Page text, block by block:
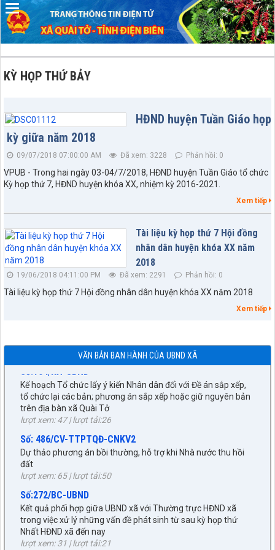
KỲ HỌP THỨ BẢY
HĐND huyện Tuần Giáo họp
kỳ giữa năm 2018
09/07/2018 07:00:00 AM Đã xem: 3228 Phản hồi: 0
VPUB - Trong hai ngày 03-04/7/2018, HĐND huyện Tuần Giáo tổ chức
Kỳ họp thứ 7, HĐND huyện khóa XX, nhiệm kỳ 2016-2021.
Xem tiếp
Tài liệu kỳ họp thứ 7 Hội đồng
nhân dân huyện khóa XX năm
2018
19/06/2018 04:11:00 PM Đã xem: 2291 Phản hồi: 0
Tài liệu kỳ họp thứ 7 Hội đồng nhân dân huyện khóa XX năm 2018
Xem tiếp
VĂN BẢN BAN HÀNH CỦA UBND XÃ
Số: 67/TB-UBND
Thông báo về việc Công bố, công khai Quy hoạch chung xã
lượt xem: 30 | lượt tải:1230
lượt xem: 44 | lượt tải:26
Số:76/NQ-HĐND
Nghị quyết về nhiệm vụ trọng tâm và các giải pháp chủ yếu
thực hiện nhiệm vụ phát triển kinh tế - xã hội, đảm bảo quốc
phòng - an ninh 6 tháng cuối năm 2026
lượt xem: 57 | lượt tải:24
Số:164/KH-UBND
Kế hoạch Tổ chức lấy ý kiến Nhân dân đối với Đề án sắp xếp,
tổ chức lại các bản; phương án sắp xếp hoặc giữ nguyên bản
trên địa bàn xã Quài Tở
lượt xem: 47 | lượt tải:26
Số: 486/CV-TTPTQĐ-CNKV2
Dự thảo phương án bồi thường, hỗ trợ khi Nhà nước thu hồi
đất
lượt xem: 65 | lượt tải:50
Số:272/BC-UBND
Kết quả phối hợp giữa UBND xã với Thường trực HĐND xã
trong việc xử lý những vấn đề phát sinh từ sau kỳ họp thứ
Nhất HĐND xã đến nay
lượt xem: 31 | lượt tải:21
27/NQ-HĐND
Về chủ trương sắp xếp đơn vị hành chính cấp xã trên địa bàn
huyện Tuần Giáo, tỉnh Điện Biên (gửi bản kèm Biên Bản kỳ
họp HĐND)
lượt xem: 299 | lượt tải:220
89/TB-HĐND
V/v Thông báo Kết quả kỳ họp thứ Chín, HĐND huyện khóa
XXI, nhiệm kỳ 2021-2026
lượt xem: 754 | lượt tải:267